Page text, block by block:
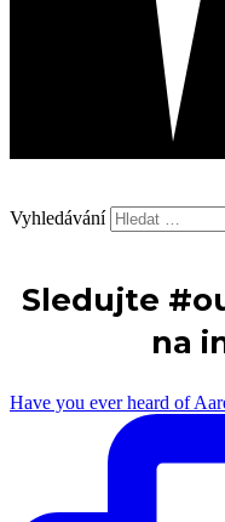
Vyhledávání
Sledujte
na
Have you ever heard of